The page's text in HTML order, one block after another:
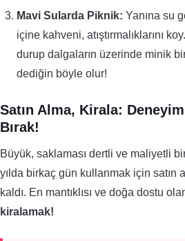
Mavi Sularda Piknik: Yanına su
içine kahveni, atıştırmalıklarını
durup dalgaların üzerinde minik
dediğin böyle olur!
Satın Alma, Kirala:
Bırak!
Büyük, saklaması dertli ve maliyetli
yılda birkaç gün kullanmak için satın
kaldı. En mantıklısı ve doğa dostu
kiralamak!